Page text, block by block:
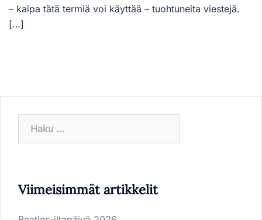
– kaipa tätä termiä voi käyttää – tuohtuneita viestejä.
[…]
Viimeisimmät artikkelit